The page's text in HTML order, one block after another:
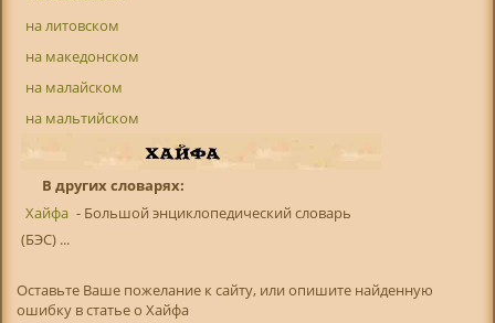
на литовском
на македонском
на малайском
на мальтийском
В других словарях:
Хайфа - Большой энциклопедический словарь
(БЭС) ...
Оставьте Ваше пожелание к сайту, или опишите найденную
ошибку в статье о Хайфа